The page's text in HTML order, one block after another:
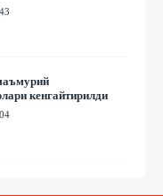
кенгайтирилди